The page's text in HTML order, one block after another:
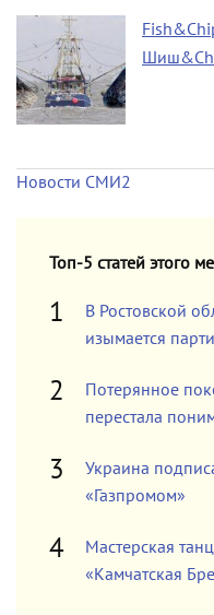
Новости СМИ2
Топ-5 статей этого
В Ростовской
изымается
Потерянное
перестала
Украина
«Газпромом»
Мастерская
«Камчатская